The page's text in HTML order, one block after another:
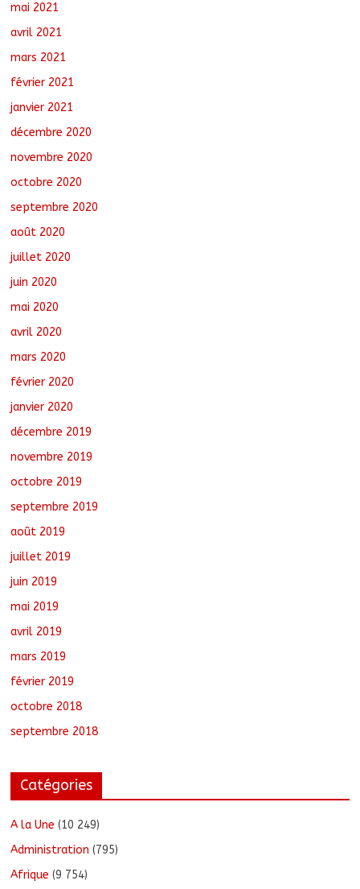
mai 2021
avril 2021
mars 2021
février 2021
janvier 2021
décembre 2020
novembre 2020
octobre 2020
septembre 2020
août 2020
juillet 2020
juin 2020
mai 2020
avril 2020
mars 2020
février 2020
janvier 2020
décembre 2019
novembre 2019
octobre 2019
septembre 2019
août 2019
juillet 2019
juin 2019
mai 2019
avril 2019
mars 2019
février 2019
octobre 2018
septembre 2018
Catégories
A la Une (10 249)
Administration (795)
Afrique (9 754)